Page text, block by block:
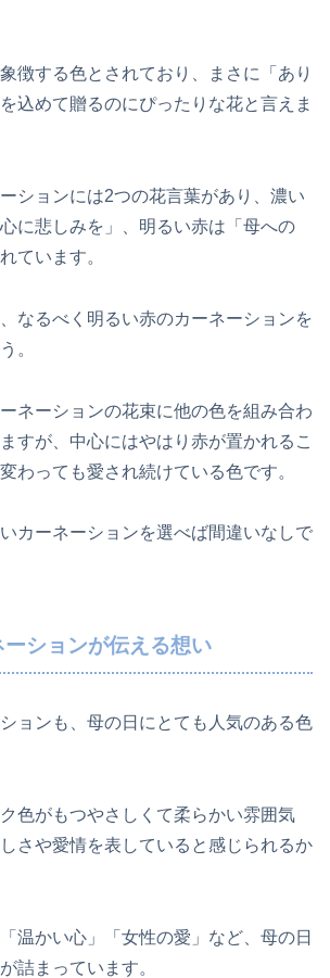
徴する色とされており、まさに「あり
込めて贈るのにぴったりな花と言えま
ションには2つの花言葉があり、濃い
に悲しみを」、明るい赤は「母への
ています。
なるべく明るい赤のカーネーションを
。
ネーションの花束に他の色を組み合わ
すが、中心にはやはり赤が置かれるこ
わっても愛され続けている色です。
カーネーションを選べば間違いなしで
ーションが伝える想い
ョンも、母の日にとても人気のある色
色がもつやさしくて柔らかい雰囲気
さや愛情を表していると感じられるか
温かい心」「女性の愛」など、母の日
詰まっています。